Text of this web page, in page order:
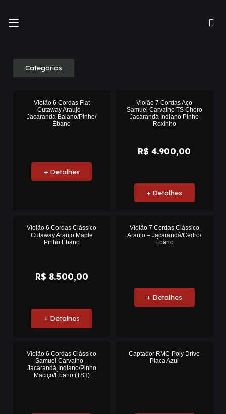
Categorias
Violão 6 Cordas Flat
Cutaway Araujo –
Jacarandá Baiano/Pinho/
Ébano
+ Detalhes
Pronta
Entrega
Violão 7 Cordas Aço
Samuel Carvalho TS Choro
Jacarandá Indiano Pinho
Roxinho
R$ 4.900,00
+ Detalhes
Violão 6 Cordas Clássico
Cutaway Araujo Maple
Pinho Ébano
R$ 8.500,00
+ Detalhes
Violão 7 Cordas Clássico
Araujo – Jacarandá/Cedro/
Ébano
+ Detalhes
Violão 6 Cordas Clássico
Samuel Carvalho –
Jacarandá Indiano/Pinho
Maciço/Ébano (TS3)
Captador RMC Poly Drive
Placa Azul